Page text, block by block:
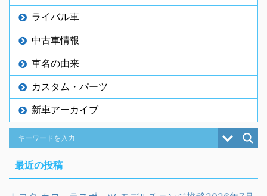
ライバル車
中古車情報
車名の由来
カスタム・パーツ
新車アーカイブ
最近の投稿